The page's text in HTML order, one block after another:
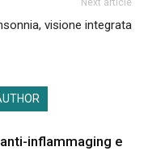
Next article
visione integrata
inflammaging e